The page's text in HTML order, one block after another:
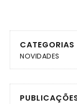
CATEGORIAS
NOVIDADES